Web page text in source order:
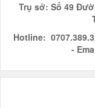
Trụ sở: Số 49
Hotline:
-